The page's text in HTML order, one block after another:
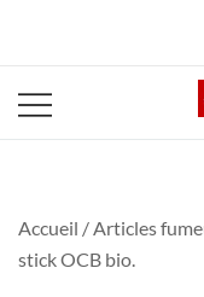
Accueil /Articles
stick OCB bio.